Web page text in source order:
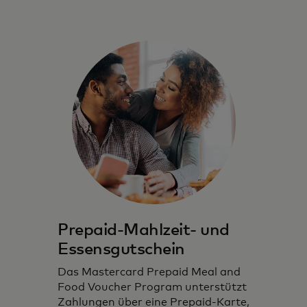
Prepaid-Mahlzeit- und
Essensgutschein
Das Mastercard Prepaid Meal and
Food Voucher Program unterstützt
Zahlungen über eine Prepaid-Karte,